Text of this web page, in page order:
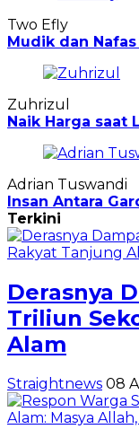
Two Efly
Mudik dan
Zuhrizul
Naik Harga saat
Adrian Tuswandi
Insan Antara
Terkini
Derasnya
Triliun
Alam
Straightnews 08